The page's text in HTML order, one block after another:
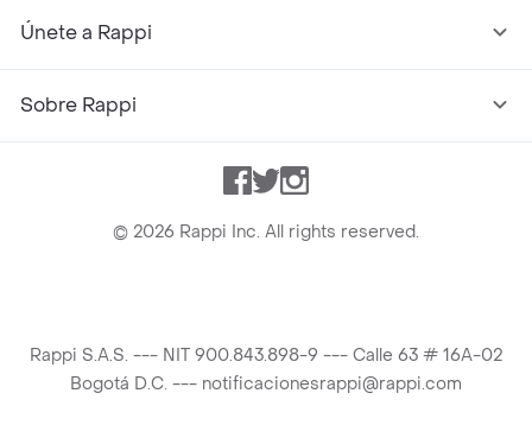
Únete a Rappi
Sobre Rappi
Facebook
TwitterInstagram
© 2026 Rappi Inc. All rights reserved.
Rappi S.A.S. --- NIT 900.843.898-9 --- Calle 63 # 16A-02
Bogotá D.C. --- notificacionesrappi@rappi.com